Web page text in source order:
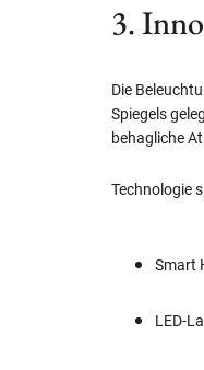
3.
Die
Spiegels
behagliche
Technologie
Smart
LED-